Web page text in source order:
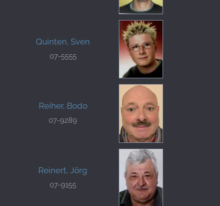
Quinten, Sven
07-5555
Reiher, Bodo
07-9289
Reinert, Jörg
07-9155